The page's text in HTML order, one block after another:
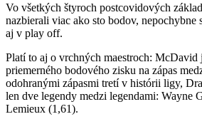
Vo všetkých štyroch postcovidových
nazbierali viac ako sto bodov, nepochybne
aj v play off.
Platí to aj o vrchných maestroch: McDavid
priemerného bodového zisku na zápas
odohranými zápasmi tretí v histórii ligy,
len dve legendy medzi legendami: Wayne
Lemieux (1,61).